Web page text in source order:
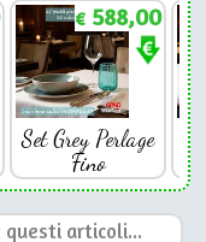
€ 588,00
Set Grey Perlage
Fino
questi articoli...